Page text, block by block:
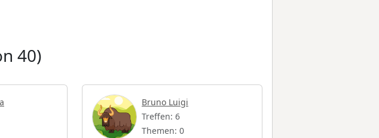
40)
Bruno Luigi
Treffen: 6
Themen: 0